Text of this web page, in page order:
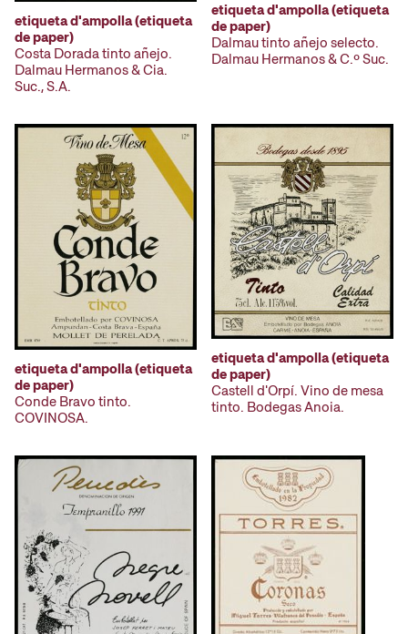
etiqueta d'ampolla (etiqueta
de paper)
Costa Dorada tinto añejo.
Dalmau Hermanos & Cia.
Suc., S.A.
etiqueta d'ampolla (etiqueta
de paper)
Dalmau tinto añejo selecto.
Dalmau Hermanos & C.º Suc.
etiqueta d'ampolla (etiqueta
de paper)
Conde Bravo tinto.
COVINOSA.
etiqueta d'ampolla (etiqueta
de paper)
Castell d'Orpí. Vino de mesa
tinto. Bodegas Anoia.